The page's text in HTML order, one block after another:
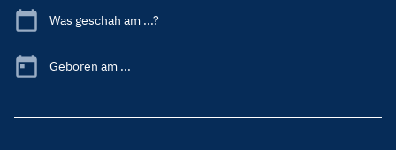
Was geschah am ...?
Geboren am ...